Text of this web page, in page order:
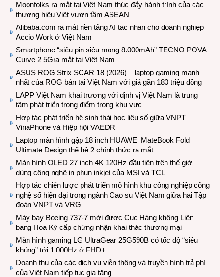
Moonfolks ra mắt tại Việt Nam thúc đẩy hành trình của các
thương hiệu Việt vươn tầm ASEAN
Alibaba.com ra mắt nền tảng AI tác nhân cho doanh nghiệp
Accio Work ở Việt Nam
Smartphone “siêu pin siêu mỏng 8.000mAh” TECNO POVA
Curve 2 5Gra mắt tại Việt Nam
ASUS ROG Strix SCAR 18 (2026) – laptop gaming mạnh
nhất của ROG bán tại Việt Nam với giá gần 180 triệu đồng
LAPP Việt Nam khai trương với định vị Việt Nam là trung
tâm phát triển trọng điểm trong khu vực
Hợp tác phát triển hệ sinh thái học liệu số giữa VNPT
VinaPhone và Hiệp hội VAEDR
Laptop màn hình gập 18 inch HUAWEI MateBook Fold
Ultimate Design thế hệ 2 chính thức ra mắt
Màn hình OLED 27 inch 4K 120Hz đầu tiên trên thế giới
dùng công nghệ in phun inkjet của MSI và TCL
Hợp tác chiến lược phát triển mô hình khu công nghiệp công
nghệ số hiện đại trong ngành Cao su Việt Nam giữa hai Tập
đoàn VNPT và VRG
Máy bay Boeing 737-7 mới được Cục Hàng không Liên
bang Hoa Kỳ cấp chứng nhận khai thác thương mại
Màn hình gaming LG UltraGear 25G590B có tốc độ “siêu
khủng” tới 1.000Hz ở FHD+
Doanh thu của các dịch vụ viễn thông và truyền hình trả phí
của Việt Nam tiếp tục gia tăng